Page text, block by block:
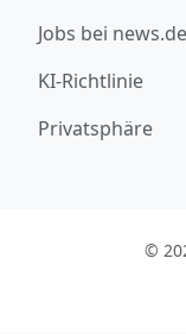
Jobs bei news.de
KI-Richtlinie
Privatsphäre
©